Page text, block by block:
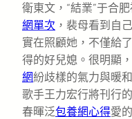
衛東文，“結業”于合
網單次 ，裴母看到自
實在照顧她，不僅給
得的好兒媳。很明顯
網紛歧樣的氣力與暖
歌手王力宏行將刊行
春暉泛包養網心得愛